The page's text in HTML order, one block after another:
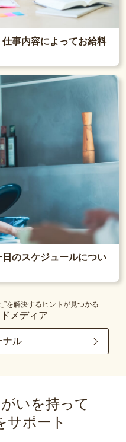
事内容によってお給料
のスケジュールについ
”を解決するヒントが見つかる
メディア
ナル
いを持って
サポート